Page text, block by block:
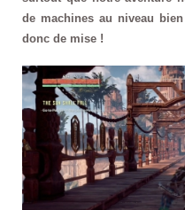
de machines au niveau
donc de mise !